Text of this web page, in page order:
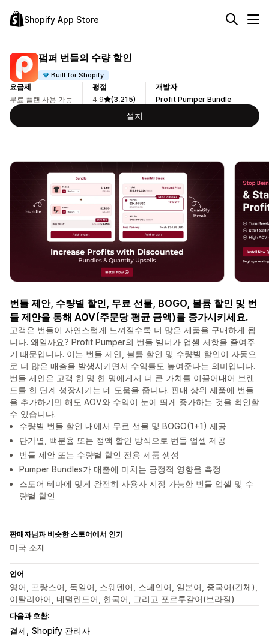
Shopify App Store
펌퍼 번들의 수량 할인
Built for Shopify
요금제
무료 플랜 사용 가능
평점
4.9
(3,215)
개발자
Profit Pumper Bundle
설치
번들 제안, 수량별 할인, 무료 선물, BOGO, 볼륨 할인 및 번
들 제안을 통해 AOV(주문당 평균 금액)를 증가시키세요.
고객은 번들이 자연스럽게 느껴질수록 더 많은 제품을 구매하게 됩
니다. 왜일까요? Profit Pumper의 번들 빌더가 업셀 저항을 줄여주
기 때문입니다. 이는 번들 제안, 볼륨 할인 및 수량별 할인이 자동으
로 더 많은 매출을 발생시키면서 수익률도 높여준다는 의미입니다.
번들 제안은 고객 한 명 한 명에게서 더 큰 가치를 이끌어내어 브랜
드를 한 단계 성장시키는 데 도움을 줍니다. 판매 상위 제품에 번들
을 추가하기만 해도 AOV와 수익이 눈에 띄게 증가하는 것을 확인할
수 있습니다.
수량별 번들 할인 내에서 무료 선물 및 BOGO(1+1) 제공
단가별, 백분율 또는 정액 할인 방식으로 번들 업셀 제공
번들 제안 또는 수량별 할인 전용 제품 생성
Pumper Bundles가 매출에 미치는 긍정적 영향을 측정
스토어 테마에 맞게 완전히 사용자 지정 가능한 번들 업셀 및 수
량별 할인
판매자님과 비슷한 스토어에서 인기
미국 소재
언어
영어, 프랑스어, 독일어, 스웨덴어, 스페인어, 일본어, 중국어(간체),
이탈리아어, 네덜란드어, 한국어, 그리고 포르투갈어(브라질)
다음과 호환:
결제 Shopify 관리자